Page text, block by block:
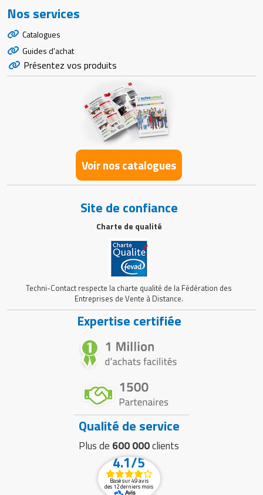
Nos services
Catalogues
Guides d'achat
Présentez vos produits
Voir nos catalogues
Site de confiance
Charte de qualité
Techni-Contact respecte la charte qualité de la Fédération des
Entreprises de Vente à Distance.
Expertise certifiée
Qualité de service
Plus de 600 000clients
4.1/5
Basé sur 49 avis
des 12 derniers mois